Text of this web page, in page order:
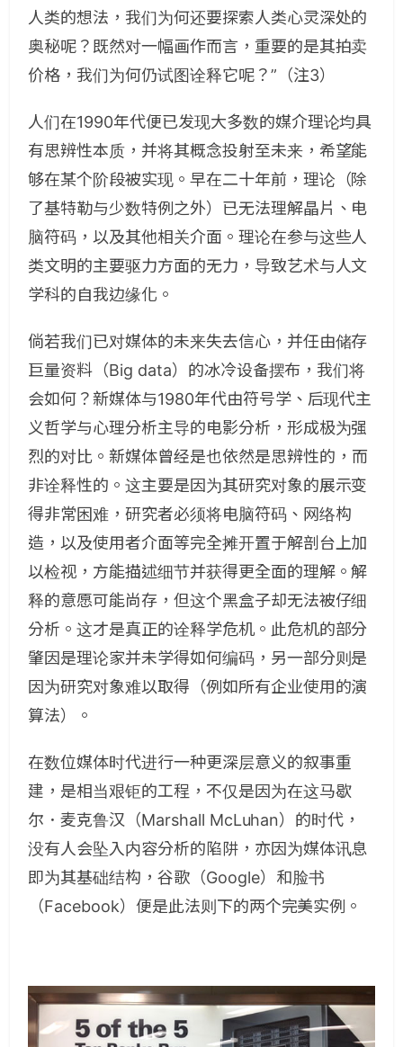
人类的想法，我们为何还要探索人类心灵深处的
奥秘呢？既然对一幅画作而言，重要的是其拍卖
价格，我们为何仍试图诠释它呢？” （注3）
人们在1990年代便已发现大多数的媒介理论均具
有思辨性本质，并将其概念投射至未来，希望能
够在某个阶段被实现。早在二十年前，理论（除
了基特勒与少数特例之外）已无法理解晶片、电
脑符码，以及其他相关介面。理论在参与这些人
类文明的主要驱力方面的无力，导致艺术与人文
学科的自我边缘化。
倘若我们已对媒体的未来失去信心，并任由储存
巨量资料（Big data）的冰冷设备摆布，我们将
会如何？新媒体与1980年代由符号学、后现代主
义哲学与心理分析主导的电影分析，形成极为强
烈的对比。新媒体曾经是也依然是思辨性的 ， 而
非诠释性的。这主要是因为其研究对象的展示变
得非常困难，研究者必须将电脑符码、网络构
造，以及使用者介面等完全摊开置于解剖台上加
以检视，方能描述细节并获得更全面的理解。解
释的意愿可能尚存，但这个黑盒子却无法被仔细
分析。这才是真正的诠释学危机。此危机的部分
肇因是理论家并未学得如何编码，另一部分则是
因为研究对象难以取得（例如所有企业使用的演
算法）。
在数位媒体时代进行一种更深层意义的叙事重
建，是相当艰钜的工程，不仅是因为在这马歇
尔．麦克鲁汉（Marshall McLuhan）的时代，
没有人会坠入内容分析的陷阱，亦因为媒体讯息
即为其基础结构，谷歌（Google）和脸书
（Facebook）便是此法则下的两个完美实例。